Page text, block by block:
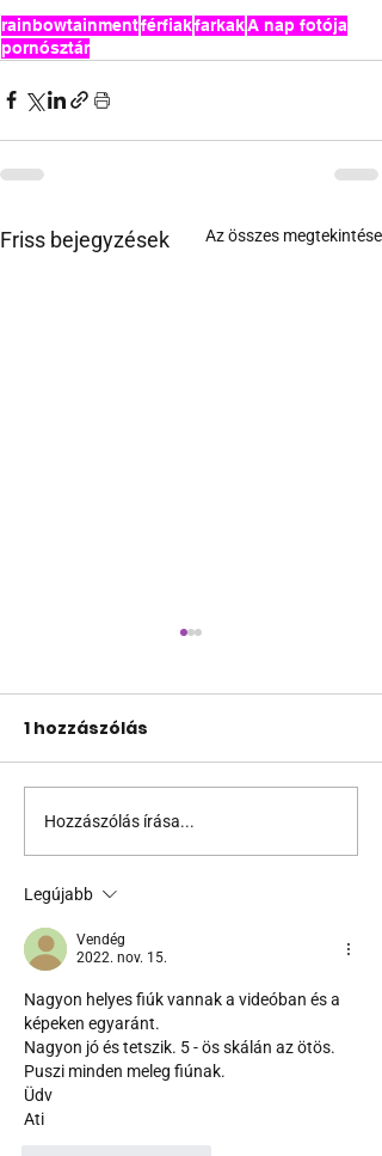
rainbowtainmentférfiakfarkakA nap fotója
pornósztár
Friss bejegyzések Az összes megtekintése
Ilyen lenne a meleg
Baywatch?
1 hozzászólás
Hozzászólás írása...
Legújabb
Vendég
2022. nov. 15.
Nagyon helyes fiúk vannak a videóban és a
képeken egyaránt.
Nagyon jó és tetszik. 5 - ös skálán az ötös.
Puszi minden meleg fiúnak.
Üdv
Ati